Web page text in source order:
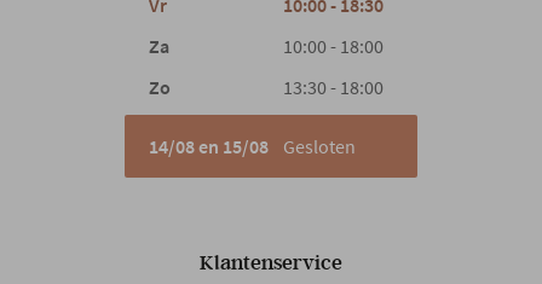
Za
10:00 - 18:00
Zo
13:30 - 18:00
14/08 en 15/08 Gesloten
Klantenservice